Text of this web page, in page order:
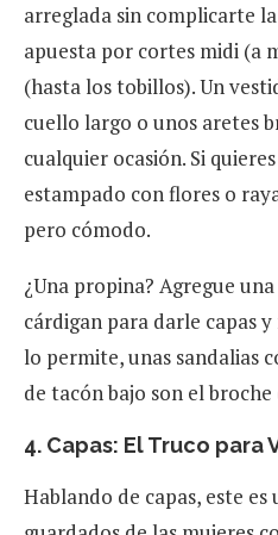
arreglada sin complicarte
apuesta por cortes midi (a
(hasta los tobillos). Un
cuello largo o unos aretes
cualquier ocasión. Si
estampado con flores o
pero cómodo.
¿Una propina? Agregue
cárdigan para darle capas
lo permite, unas sandalias
de tacón bajo son el broche
4. Capas: El Truco para
Hablando de capas, este